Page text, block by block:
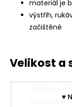
♥︎
materiál je
výstřih,
začištěné
Velikost a
Délka